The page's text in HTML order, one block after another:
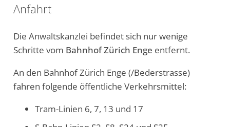
Anfahrt
Die Anwaltskanzlei befindet sich nur wenige
Schritte vom Bahnhof Zürich Enge entfernt.
An den Bahnhof Zürich Enge (/Bederstrasse)
fahren folgende öffentliche Verkehrsmittel:
Tram-Linien 6, 7, 13 und 17